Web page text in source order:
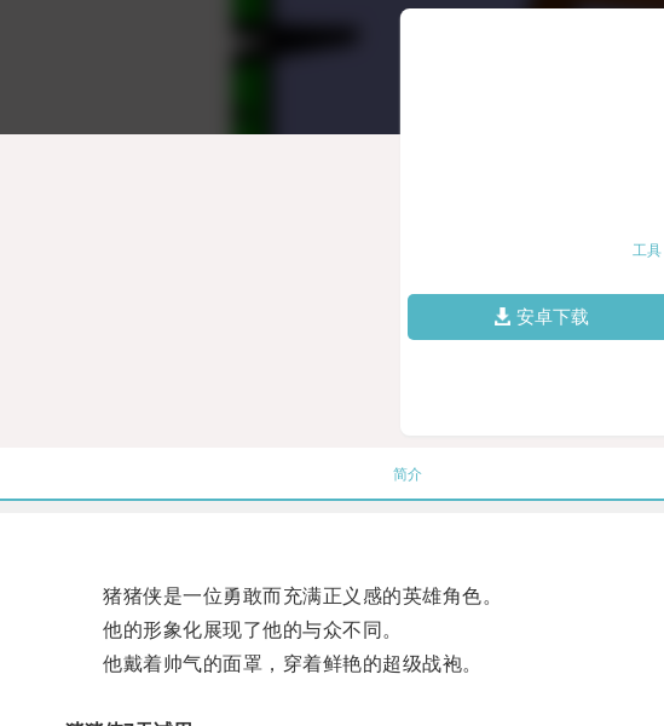
工具
安卓下载
简介
猪猪侠是一位勇敢而充满正义感的英雄角色。
他的形象化展现了他的与众不同。
他戴着帅气的面罩，穿着鲜艳的超级战袍。